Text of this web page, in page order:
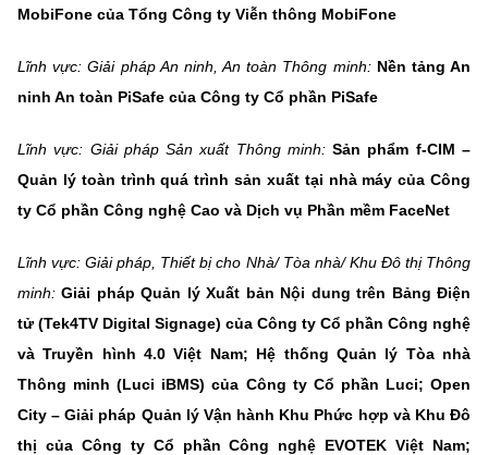
MobiFone của Tổng Công ty Viễn thông MobiFone
Lĩnh vực: Giải pháp An ninh, An toàn Thông minh: Nền tảng An
ninh An toàn PiSafe của Công ty Cổ phần PiSafe
Lĩnh vực: Giải pháp Sản xuất Thông minh:Sản phẩm f-CIM –
Quản lý toàn trình quá trình sản xuất tại nhà máy của Công
ty Cổ phần Công nghệ Cao và Dịch vụ Phần mềm FaceNet
Lĩnh vực: Giải pháp, Thiết bị cho Nhà/ Tòa nhà/ Khu Đô thị Thông
minh:Giải pháp Quản lý Xuất bản Nội dung trên Bảng Điện
tử (Tek4TV Digital Signage) của Công ty Cổ phần Công nghệ
và Truyền hình 4.0 Việt Nam; Hệ thống Quản lý Tòa nhà
Thông minh (Luci iBMS) của Công ty Cổ phần Luci; Open
City – Giải pháp Quản lý Vận hành Khu Phức hợp và Khu Đô
thị của Công ty Cổ phần Công nghệ EVOTEK Việt Nam;